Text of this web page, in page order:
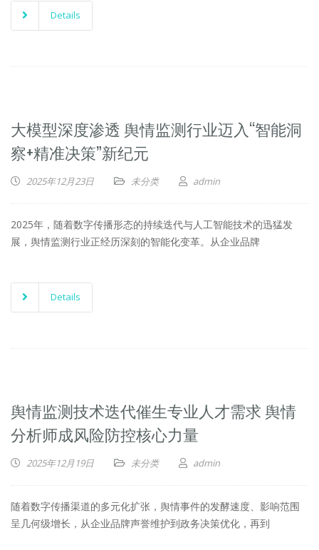
Details
大模型深度渗透 舆情监测行业迈入“智能洞
察+精准决策”新纪元
2025年12月23日 未分类 admin
2025年，随着数字传播形态的持续迭代与人工智能技术的迅猛发
展，舆情监测行业正经历深刻的智能化变革。从企业品牌
Details
舆情监测技术迭代催生专业人才需求 舆情
分析师成风险防控核心力量
2025年12月19日 未分类 admin
随着数字传播渠道的多元化扩张，舆情事件的发酵速度、影响范围
呈几何级增长，从企业品牌声誉维护到政务决策优化，再到